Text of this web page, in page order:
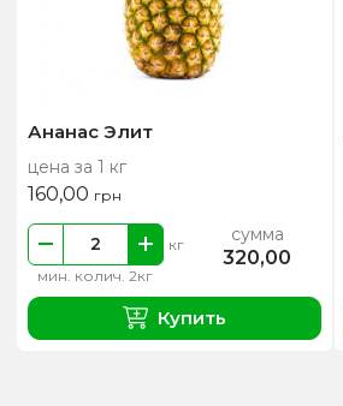
Ананас Элит
цена за 1 кг
160,00 грн
мин. колич. 2кг
кг сумма
320,00
Купить